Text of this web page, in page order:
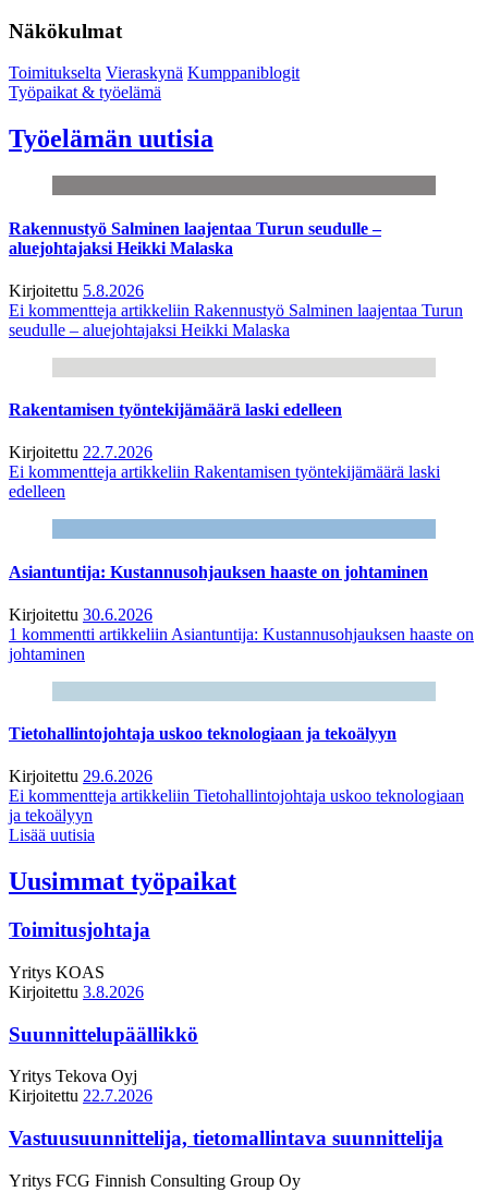
Näkökulmat
Toimitukselta Vieraskynä Kumppaniblogit
Työpaikat & työelämä
Työelämän uutisia
Rakennustyö Salminen laajentaa Turun seudulle –
aluejohtajaksi Heikki Malaska
Kirjoitettu 5.8.2026
Ei kommentteja artikkeliin Rakennustyö Salminen laajentaa Turun
seudulle – aluejohtajaksi Heikki Malaska
Rakentamisen työntekijämäärä laski edelleen
Kirjoitettu 22.7.2026
Ei kommentteja artikkeliin Rakentamisen työntekijämäärä laski
edelleen
Asiantuntija: Kustannusohjauksen haaste on johtaminen
Kirjoitettu 30.6.2026
1 kommentti artikkeliin Asiantuntija: Kustannusohjauksen haaste on
johtaminen
Tietohallintojohtaja uskoo teknologiaan ja tekoälyyn
Kirjoitettu 29.6.2026
Ei kommentteja artikkeliin Tietohallintojohtaja uskoo teknologiaan
ja tekoälyyn
Lisää uutisia
Uusimmat työpaikat
Toimitusjohtaja
Yritys KOAS
Kirjoitettu 3.8.2026
Suunnittelupäällikkö
Yritys Tekova Oyj
Kirjoitettu 22.7.2026
Vastuusuunnittelija, tietomallintava suunnittelija
Yritys FCG Finnish Consulting Group Oy